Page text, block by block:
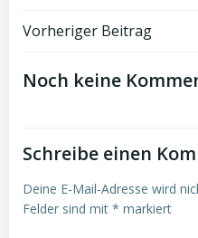
Vorheriger Beitrag
Noch keine
Schreibe einen
Deine E-Mail-Adresse wird
Felder sind mit * markiert